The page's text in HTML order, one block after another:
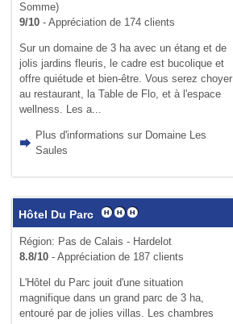
Somme)
9/10- Appréciation de 174 clients
Sur un domaine de 3 ha avec un étang et de
jolis jardins fleuris, le cadre est bucolique et
offre quiétude et bien-être. Vous serez choyer
au restaurant, la Table de Flo, et à l'espace
wellness. Les a...
Plus d'informations sur Domaine Les
Saules
Hôtel Du Parc
Région: Pas de Calais - Hardelot
8.8/10- Appréciation de 187 clients
L'Hôtel du Parc jouit d'une situa­tion
magnifique dans un grand parc de 3 ha,
entouré par de jolies villas. Les cham­bres